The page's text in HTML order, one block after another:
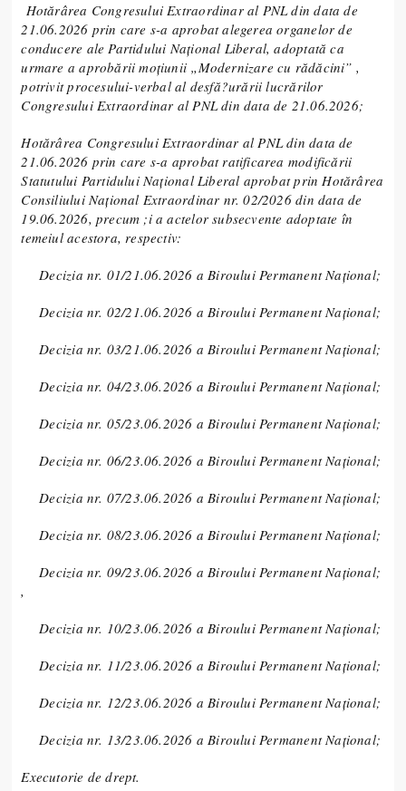
Hotărârea Congresului Extraordinar al PNL din data de
21.06.2026 prin care s-a aprobat alegerea organelor de
conducere ale Partidului Naţional Liberal, adoptată ca
urmare a aprobării moţiunii „Modernizare cu rădăcini” ,
potrivit procesului-verbal al desfă?urării lucrărilor
Congresului Extraordinar al PNL din data de 21.06.2026;
Hotărârea Congresului Extraordinar al PNL din data de
21.06.2026 prin care s-a aprobat ratificarea modificării
Statutului Partidului Naţional Liberal aprobat prin Hotărârea
Consiliului Național Extraordinar nr. 02/2026 din data de
19.06.2026, precum ;i a actelor subsecvente adoptate în
temeiul acestora, respectiv:
Decizia nr. 01/21.06.2026 a Biroului Permanent Național;
Decizia nr. 02/21.06.2026 a Biroului Permanent Național;
Decizia nr. 03/21.06.2026 a Biroului Permanent Național;
Decizia nr. 04/23.06.2026 a Biroului Permanent Național;
Decizia nr. 05/23.06.2026 a Biroului Permanent Național;
Decizia nr. 06/23.06.2026 a Biroului Permanent Național;
Decizia nr. 07/23.06.2026 a Biroului Permanent Național;
Decizia nr. 08/23.06.2026 a Biroului Permanent Național;
Decizia nr. 09/23.06.2026 a Biroului Permanent Național;
,
Decizia nr. 10/23.06.2026 a Biroului Permanent Național;
Decizia nr. 11/23.06.2026 a Biroului Permanent Național;
Decizia nr. 12/23.06.2026 a Biroului Permanent Național;
Decizia nr. 13/23.06.2026 a Biroului Permanent Național;
Executorie de drept.